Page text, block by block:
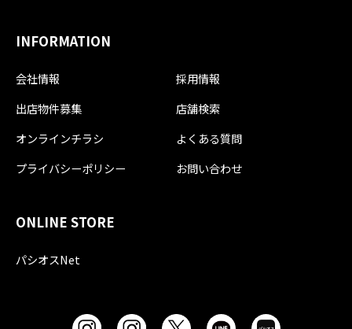
INFORMATION
会社情報
採用情報
出店物件募集
店舗検索
オンラインチラシ
よくある質問
プライバシーポリシー
お問い合わせ
ONLINE STORE
パシオスNet